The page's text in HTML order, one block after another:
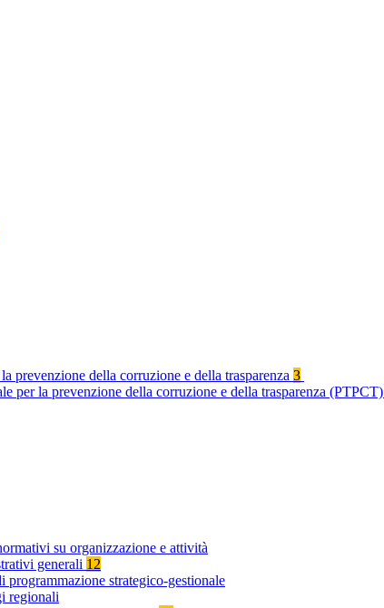
prevenzione della corruzione e della trasparenza 3
per la prevenzione della corruzione e della trasparenza (PTPCT)
su organizzazione e attività
generali 12
programmazione strategico-gestionale
regionali